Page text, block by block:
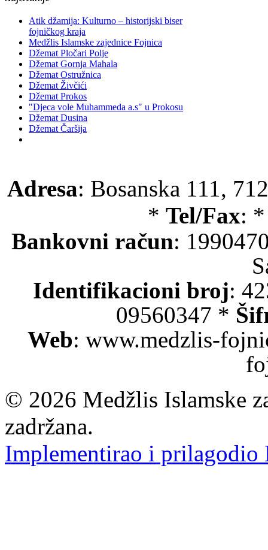
Atik džamija: Kulturno – historijski biser
fojničkog kraja
Medžlis Islamske zajednice Fojnica
Džemat Pločari Polje
Džemat Gornja Mahala
Džemat Ostružnica
Džemat Živčići
Džemat Prokos
"Djeca vole Muhammeda a.s" u Prokosu
Džemat Dusina
Džemat Čaršija
Adresa: Bosanska 111,
* Tel/Fax:
Bankovni račun:
Identifikacioni broj:
09560347 *
Web: www.medzlis-
© 2026 Medžlis Islamske
zadržana.
Implementirao i prilagodio